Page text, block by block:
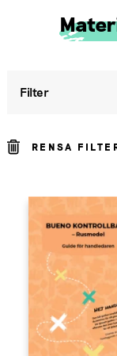
Filter
RENSA